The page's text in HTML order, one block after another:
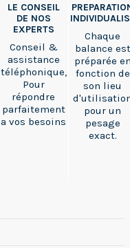
LE CONSEIL
DE NOS
EXPERTS
Conseil &
assistance
téléphonique,
Pour
répondre
parfaitement
a vos besoins
Chaque
balance est
préparée
fonction de
son lieu
pour un
pesage
exact.